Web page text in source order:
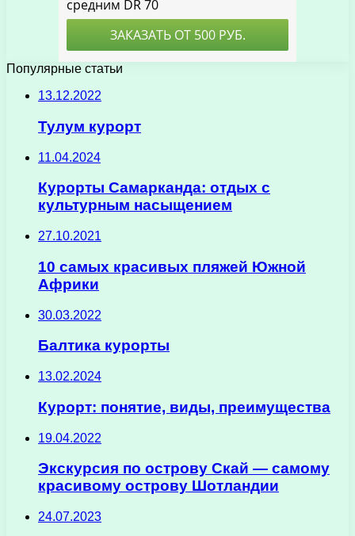
Популярные статьи
13.12.2022
Тулум курорт
11.04.2024
Курорты Самарканда: отдых с
культурным насыщением
27.10.2021
10 самых красивых пляжей Южной
Африки
30.03.2022
Балтика курорты
13.02.2024
Курорт: понятие, виды, преимущества
19.04.2022
Экскурсия по острову Скай — самому
красивому острову Шотландии
24.07.2023